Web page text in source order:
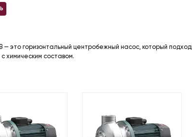
— это горизонтальный центробежный насос, который
химическим составом.